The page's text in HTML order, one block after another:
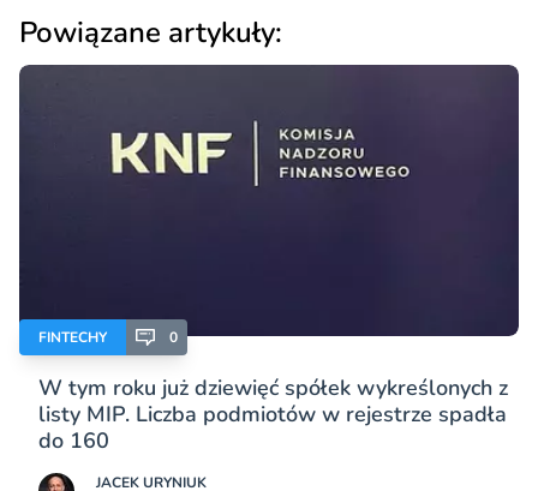
Powiązane artykuły:
FINTECHY 0
W tym roku już dziewięć spółek wykreślonych z
listy MIP. Liczba podmiotów w rejestrze spadła
do 160
JACEK URYNIUK